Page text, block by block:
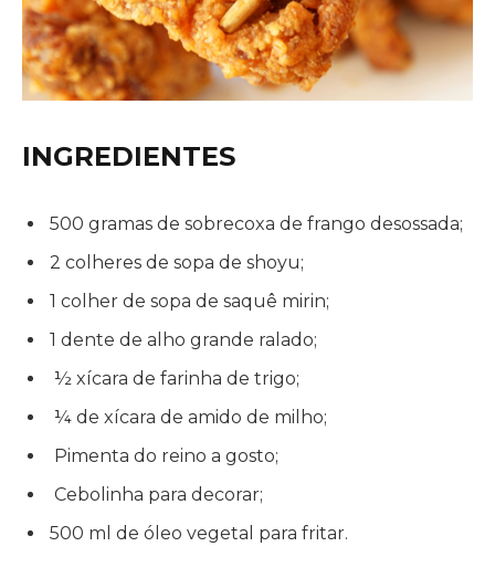
INGREDIENTES
500 gramas de sobrecoxa de frango desossada;
2 colheres de sopa de shoyu;
1 colher de sopa de saquê mirin;
1 dente de alho grande ralado;
½ xícara de farinha de trigo;
¼ de xícara de amido de milho;
Pimenta do reino a gosto;
Cebolinha para decorar;
500 ml de óleo vegetal para fritar.